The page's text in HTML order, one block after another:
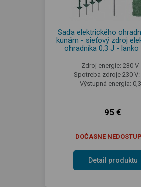
Sada elektrického
kunám - sieťový zdroj
ohradníka 0,3 J - lanko
Zdroj energie: 230 V
Spotreba zdroje 230 V:
Výstupná energia:
95 €
DOČASNE
Detail produktu